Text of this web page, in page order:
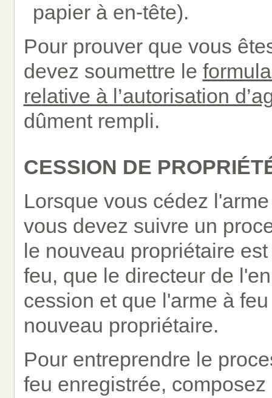
papier à en-tête).
Pour prouver que vous
devez soumettre le
relative à l’autorisation
dûment rempli.
CESSION DE
Lorsque vous cédez
vous devez suivre un
le nouveau propriétaire
feu, que le directeur de
cession et que l'arme à
nouveau propriétaire.
Pour entreprendre le
feu enregistrée,